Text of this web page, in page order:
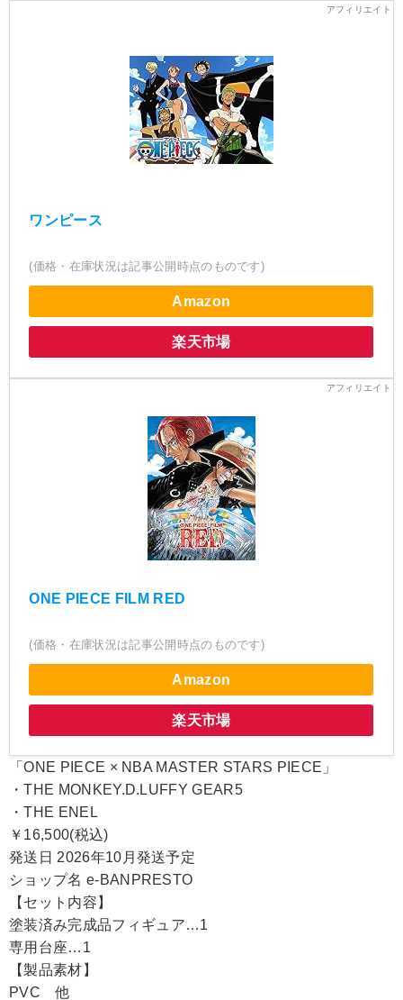
ワンピース
(価格・在庫状況は記事公開時点のものです)
Amazon
楽天市場
ONE PIECE FILM RED
(価格・在庫状況は記事公開時点のものです)
Amazon
楽天市場
「ONE PIECE × NBA MASTER STARS PIECE」
・THE MONKEY.D.LUFFY GEAR5
・THE ENEL
￥16,500(税込)
発送日 2026年10月発送予定
ショップ名 e-BANPRESTO
【セット内容】
塗装済み完成品フィギュア…1
専用台座…1
【製品素材】
PVC 他